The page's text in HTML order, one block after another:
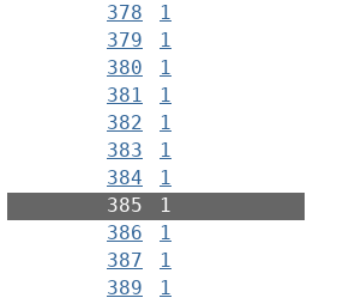
378
1
379
1
380
1
381
1
382
1
383
1
384
1
385
1
386
1
387
1
389
1